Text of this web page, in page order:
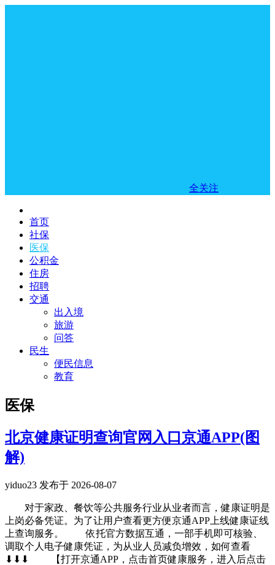
全关注
首页
社保
医保
公积金
住房
招聘
交通
出入境
旅游
问答
民生
便民信息
教育
医保
北京健康证明查询官网入口京通APP(图
解)
yiduo23 发布于 2026-08-07
对于家政、餐饮等公共服务行业从业者而言，健康证明是
上岗必备凭证。为了让用户查看更方便京通APP上线健康证线
上查询服务。 依托官方数据互通，一部手机即可核验、
调取个人电子健康凭证，为从业人员减负增效，如何查看
⬇⬇⬇ 【打开京通APP，点击首页健康服务，进入后点击